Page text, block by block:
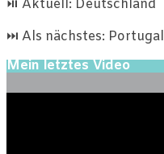
⏯ Aktuell: Deutschland
⏭ Als nächstes: Portugal
Mein letztes Video